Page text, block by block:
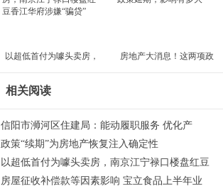
以超低首付为噱头卖房，
江华
房地产大消息！这两项政
相关阅读
​信阳市浉河区住建局：能动履职服务 优化产
政策“续期”为房地产恢复注入确定性
以超低首付为噱头卖房，南京江宁禄口楼盘红豆
房屋征收补偿款等因素影响 宝立食品上半年业